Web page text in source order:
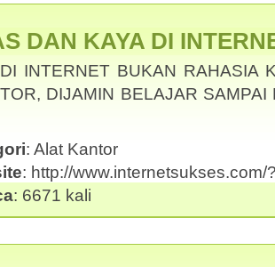
DAN KAYA DI
INTERNET BUKAN RAHASIA
DIJAMIN BELAJAR
: Alat Kantor
: http://www.internetsukses.com/
: 6671 kali